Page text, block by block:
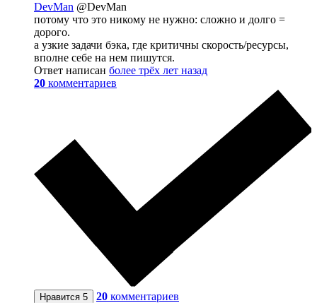
DevMan @DevMan
потому что это никому не нужно: сложно и долго =
дорого.
а узкие задачи бэка, где критичны скорость/ресурсы,
вполне себе на нем пишутся.
Ответ написан более трёх лет назад
20 комментариев
Нравится 5 20 комментариев